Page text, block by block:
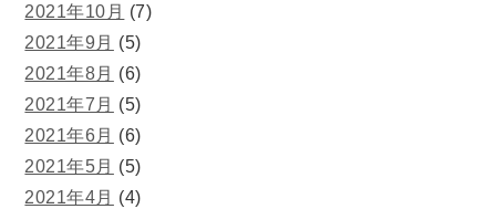
2021年10月 (7)
2021年9月 (5)
2021年8月 (6)
2021年7月 (5)
2021年6月 (6)
2021年5月 (5)
2021年4月 (4)